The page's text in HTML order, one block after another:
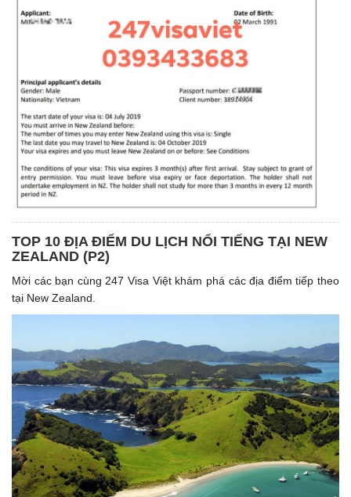
TOP 10 ĐỊA ĐIỂM DU LỊCH NỔI TIẾNG TẠI NEW
ZEALAND (P2)
Mời các bạn cùng 247 Visa Việt khám phá các địa điểm tiếp theo
tại New Zealand.